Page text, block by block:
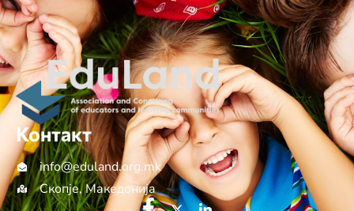
Контакт
info@еduland.org.mk
Скопје, Македонија